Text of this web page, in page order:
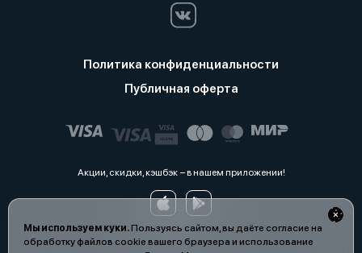
Мы используем куки.Пользуясь сайтом, вы даёте согласие на
обработку файлов cookie вашего браузера и использование
Политика конфиденциальности
Публичная оферта
Акции, скидки, кэшбэк − в нашем приложении!